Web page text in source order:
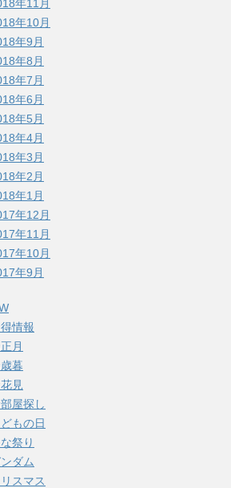
年11月
年10月
年9月
年8月
年7月
年6月
年5月
年4月
年3月
年2月
年1月
年12月
年11月
年10月
年9月
情報
月
暮
見
屋探し
もの日
祭り
ダム
スマス